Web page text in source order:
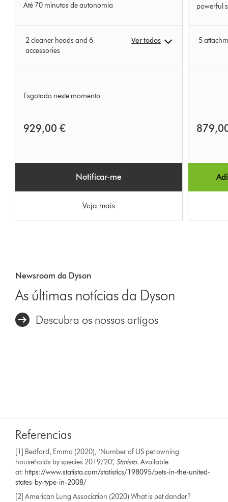
Até 70 minutos de autonomia
2 cleaner heads and 6
accessories
Ver todos
Esgotado neste momento
929,00 €
Notificar-me
Veja mais
Ratings
powerful
5
Newsroom da Dyson
As últimas notícias da Dyson
Descubra os nossos artigos
Referencias
[1] Bedford, Emma (2020), ‘Number of US pet owning
households by species 2019/20’, Statista. Available
at: https://www.statista.com/statistics/198095/pets-in-the-united-
states-by-type-in-2008/
[2] American Lung Association (2020) What is pet dander?